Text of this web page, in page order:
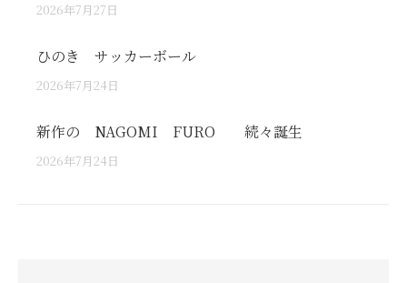
2026年7月27日
ひのき サッカーボール
2026年7月24日
新作の NAGOMI FURO 続々誕生
2026年7月24日